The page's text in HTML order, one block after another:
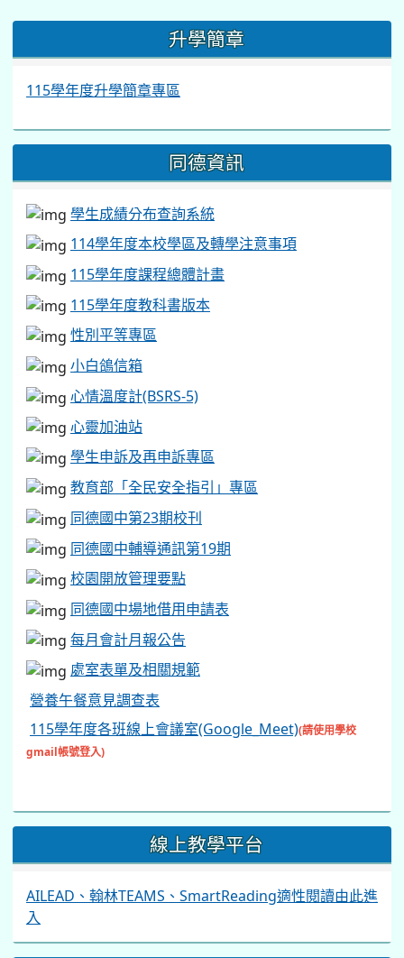
::: 升學簡章
115學年度升學簡章專區
同德資訊
學生成績分布查詢系統
114學年度本校學區及轉學注意事項
115學年度課程總體計畫
115學年度教科書版本
性別平等專區
小白鴿信箱
心情溫度計(BSRS-5)
心靈加油站
學生申訴及再申訴專區
教育部「全民安全指引」專區
同德國中第23期校刊
同德國中輔導通訊第19期
校園開放管理要點
同德國中場地借用申請表
每月會計月報公告
處室表單及相關規範
營養午餐意見調查表
115學年度各班線上會議室(Google_Meet)(請使用學校
gmail帳號登入)
線上教學平台
AILEAD、翰林TEAMS、SmartReading適性閱讀由此進
入